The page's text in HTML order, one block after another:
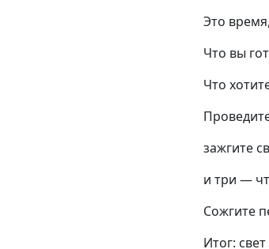
Это
Что вы
Что
зажгите
и три —
Сожгите
Итог: